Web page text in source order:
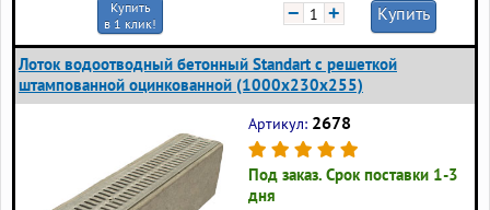
Купить
в 1 клик!
− + Купить
Лоток водоотводный бетонный Standart с решеткой
штампованной оцинкованной (1000x230x255)
Артикул: 2678
Под заказ. Срок поставки 1-3
дня